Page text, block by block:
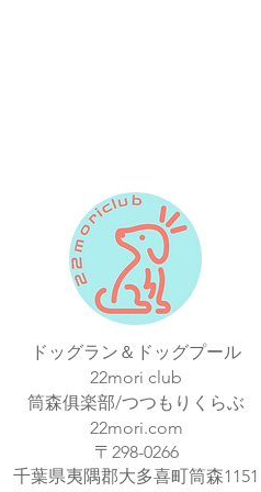
ドッグラン＆ドッグプール
22mori club
筒森俱楽部/つつもりくらぶ
22mori.com
〒298-0266
​千葉県夷隅郡大多喜町筒森1151